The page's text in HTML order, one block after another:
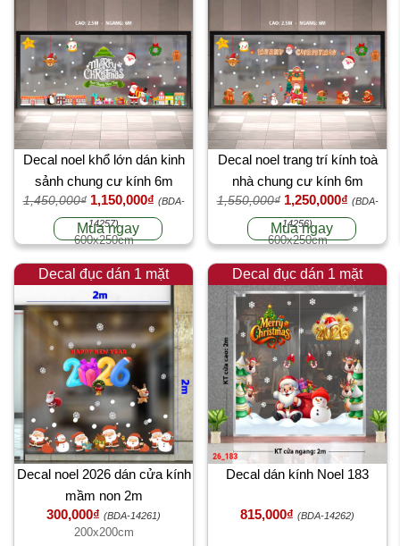
Decal noel khổ lớn dán kinh
sảnh chung cư kính 6m
1,450,000₫ 1,150,000₫ (BDA-
14257)
600x250cm
Mua ngay
Decal noel trang trí kính toà
nhà chung cư kính 6m
1,550,000₫ 1,250,000₫ (BDA-
14256)
600x250cm
Mua ngay
Decal đục dán 1 mặt
Decal noel 2026 dán cửa kính
mầm non 2m
300,000₫ (BDA-14261)
200x200cm
Decal đục dán 1 mặt
Decal dán kính Noel 183
815,000₫ (BDA-14262)